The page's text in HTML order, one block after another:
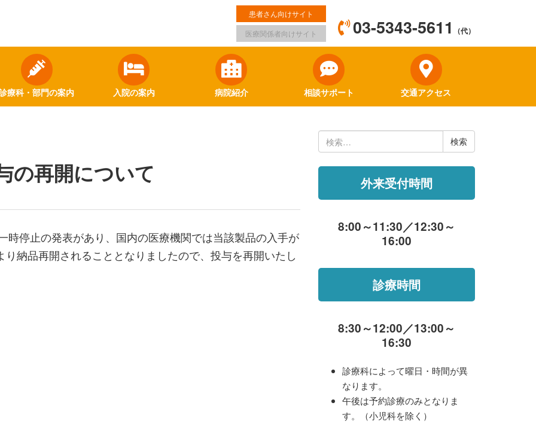
患者さん向けサイト
医療関係者向けサイト
03-5343-5611 （代）
療科・部門の案内 入院の案内 病院紹介 相談サポート 交通アクセス
の再開について
時停止の発表があり、国内の医療機関では当該製品の入手が
納品再開されることとなりましたので、 投与を再開いたし
索:
外来受付時間
8:00～11:30／12:30～
16:00
診療時間
8:30～12:00／13:00～
16:30
診療科によって曜日・時間が異
なります。
午後は予約診療のみとなりま
す。（小児科を除く）